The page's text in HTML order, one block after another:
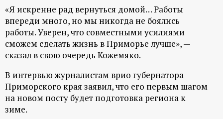
н
ы
й
п
о
«Я искренне рад вернуться домой… Работы
впереди много, но мы никогда не боялись
работы. Уверен, что совместными усилиями
сможем сделать жизнь в Приморье лучше», —
сказал в свою очередь Кожемяко.
В интервью журналистам врио губернатора
Приморского края заявил, что его первым шагом
на новом посту будет подготовка региона к
зиме.